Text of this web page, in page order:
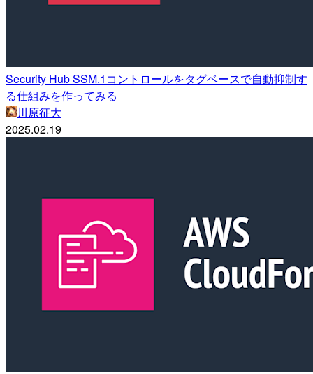
Security Hub SSM.1コントロールをタグベースで自動抑制す
る仕組みを作ってみる
川原征大
2025.02.19